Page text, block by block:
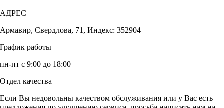
АДРЕС
Армавир, Свердлова, 71, Индекс: 352904
График работы
пн-пт с 9:00 до 18:00
Отдел качества
Если Вы недовольны качеством обслуживания или у Вас есть